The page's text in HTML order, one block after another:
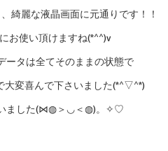
綺麗な液晶画面に元通りです！！
お使い頂けますね(*^^)v
ータは全てそのままの状態で
大変喜んで下さいました(*^▽^*)
いました(⋈◍＞◡＜◍)。✧♡